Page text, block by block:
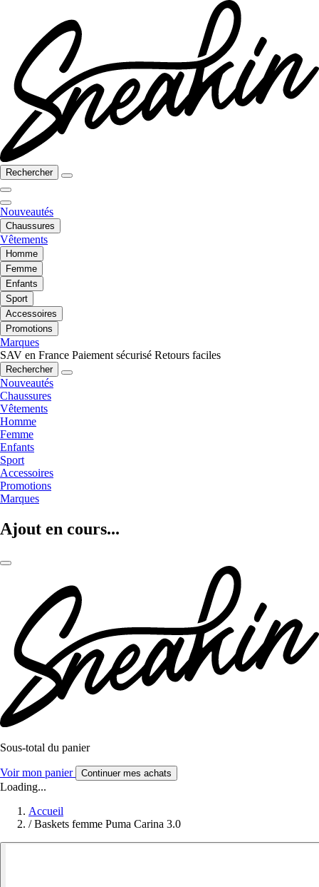
Rechercher
Nouveautés
Chaussures
Vêtements
Homme
Femme
Enfants
Sport
Accessoires
Promotions
Marques
SAV en France Paiement sécurisé Retours faciles
Rechercher
Nouveautés
Chaussures
Vêtements
Homme
Femme
Enfants
Sport
Accessoires
Promotions
Marques
Ajout en cours...
Sous-total du panier
Voir mon panier Continuer mes achats
Loading...
Accueil
/ Baskets femme Puma Carina 3.0